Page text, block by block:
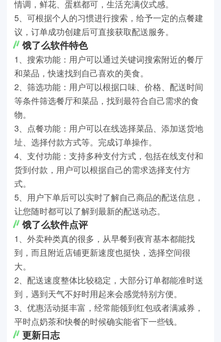
情调，鲜花、蛋糕都可，生活充满仪式感。
5、可根据个人的习惯进行搜索，给予一定的点餐建
议，订单成功创建后可直接获取配送服务。
饿了么软件特色
1、搜索功能：用户可以通过关键词搜索附近的餐厅
和菜品，快速找到自己喜欢的美食。
2、筛选功能：用户可以根据口味、价格、配送时间
等条件筛选餐厅和菜品，找到最符合自己需求的食
物。
3、点餐功能：用户可以在线选择菜品、添加送货地
址、选择付款方式等。完成订单操作。
4、支付功能：支持多种支付方式，包括在线支付和
货到付款，用户可以根据自己的需求选择支付方
式。
5、用户下单后可以实时了解自己商品的配送信息，
让您随时都可以了解到最新的配送动态。
饿了么软件点评
1、外卖种类真的很多，从早餐到夜宵基本都能找
到，而且附近店铺更新速度也挺快，选择空间很
大。
2、配送速度整体比较稳定，大部分订单都能准时送
到，遇到天气不好时用起来会感觉特别方便。
3、优惠活动挺丰富，经常能领到红包或者满减券，
平时点奶茶和快餐的时候确实能省下一些钱。
更新日志